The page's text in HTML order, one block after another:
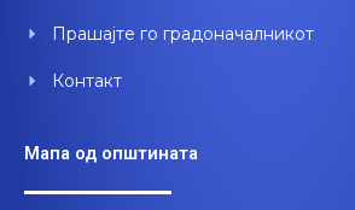
Прашајте го градоначалникот
Контакт
Мапа од општината